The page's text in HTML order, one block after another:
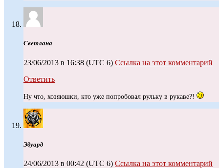
Светлана
23/06/2013 в 16:38 (UTC 6) Ссылка на этот комментарий
Ответить
Ну что, хозяюшки, кто уже попробовал рульку в рукаве?!
Эдуард
24/06/2013 в 00:42 (UTC 6) Ссылка на этот комментарий